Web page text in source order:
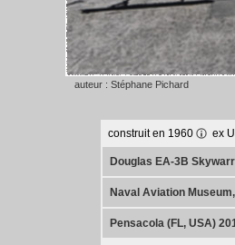
auteur : Stéphane Pichard
construit en 1960 ex
Douglas EA-3B
Naval Aviation
Pensacola (FL, USA)